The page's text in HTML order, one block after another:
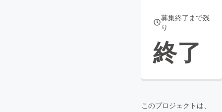
募集終了まで残
り
終了
このプロジェクトは、